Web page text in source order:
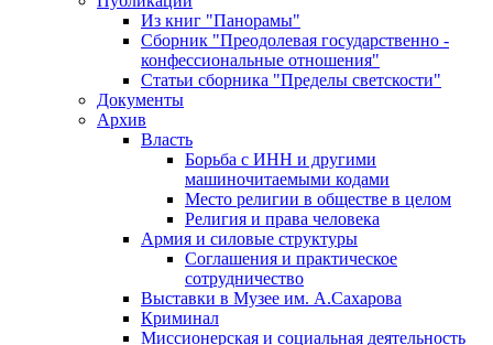
Из книг "Панорамы"
Сборник "Преодолевая государственно -
конфессиональные отношения"
Статьи сборника "Пределы светскости"
Документы
Архив
Власть
Борьба с ИНН и другими
машиночитаемыми кодами
Место религии в обществе в целом
Религия и права человека
Армия и силовые структуры
Соглашения и практическое
сотрудничество
Выставки в Музее им. А.Сахарова
Криминал
Миссионерская и социальная деятельность